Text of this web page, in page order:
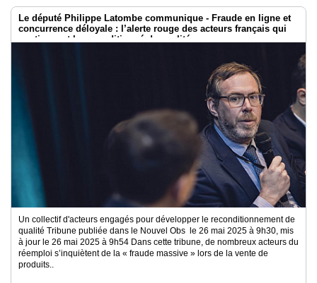
Le député Philippe Latombe communique - Fraude en ligne et
concurrence déloyale : l’alerte rouge des acteurs français qui
soutiennent le reconditionné de qualité
Un collectif d'acteurs engagés pour développer le reconditionnement de
qualité Tribune publiée dans le Nouvel Obs le 26 mai 2025 à 9h30, mis
à jour le 26 mai 2025 à 9h54 Dans cette tribune, de nombreux acteurs du
réemploi s’inquiètent de la « fraude massive » lors de la vente de
produits..